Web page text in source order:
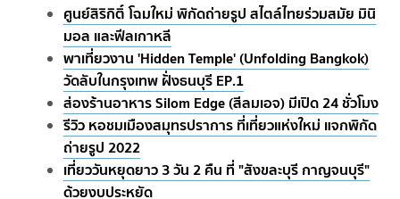
ศูนย์สิริกิติ์ โฉมใหม่ พิกัดถ่ายรูป สไตล์ไทยร่วมสมัย มินิ
มอล และฟีลเกาหลี
พาเที่ยวงาน 'Hidden Temple'​ (Unfolding Bangkok)
วัดลับในกรุงเทพ ฝั่งธนบุรี EP.1
ส่องร้านอาหาร Silom Edge (สีลมเอจ) มีเปิด 24 ชั่วโมง
รีวิว หอชมเมืองสมุทรปราการ ที่เที่ยวแห่งใหม่ แจกพิกัด
ถ่ายรูป 2022
เที่ยววันหยุดยาว 3 วัน 2 คืน ที่ "สังขละบุรี กาญจนบุรี"
ด้วยงบประหยัด